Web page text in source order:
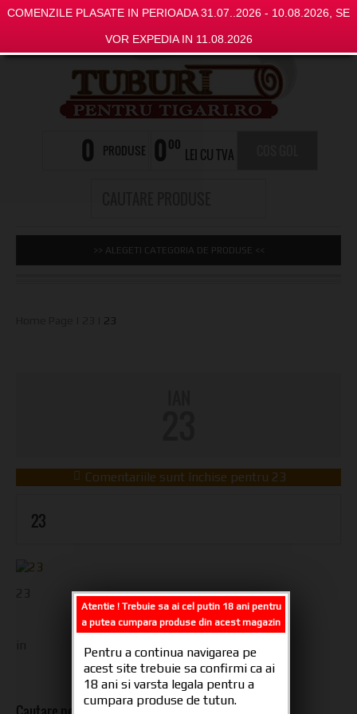
COMENZILE PLASATE IN PERIOADA 31.07..2026 - 10.08.2026, SE
VOR EXPEDIA IN 11.08.2026
0 PRODUSE 000
LEI CU TVA
>> ALEGETI CATEGORIA DE PRODUSE <<
23
Comentariile sunt închise pentru 23
23
Atentie ! Trebuie sa ai cel putin 18 ani pentru
a putea cumpara produse din acest magazin
Pentru a continua navigarea pe
acest site trebuie sa confirmi ca ai
18 ani si varsta legala pentru a
cumpara produse de tutun.